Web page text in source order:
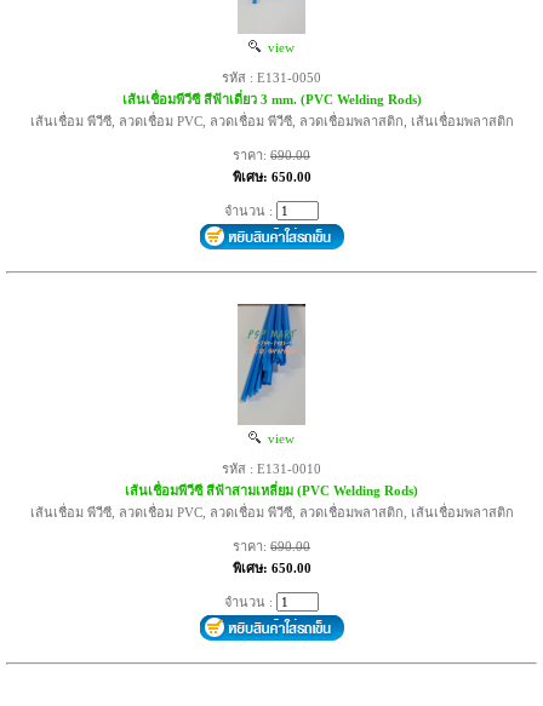
view
รหัส : E131-0050
เส้นเชื่อมพีวีซี สีฟ้าเดี่ยว 3 mm. (PVC Welding Rods)
เส้นเชื่อม พีวีซี, ลวดเชื่อม PVC, ลวดเชื่อม พีวีซี, ลวดเชื่อมพลาสติก, เส้นเชื่อมพลาสติก
ราคา: 690.00
พิเศษ: 650.00
จำนวน :
view
รหัส : E131-0010
เส้นเชื่อมพีวีซี สีฟ้าสามเหลี่ยม (PVC Welding Rods)
เส้นเชื่อม พีวีซี, ลวดเชื่อม PVC, ลวดเชื่อม พีวีซี, ลวดเชื่อมพลาสติก, เส้นเชื่อมพลาสติก
ราคา: 690.00
พิเศษ: 650.00
จำนวน :